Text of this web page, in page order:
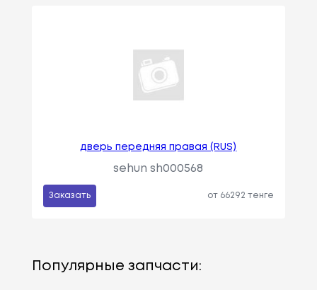
дверь передняя правая (RUS)
sehun sh000568
Заказать от 66292 тенге
Популярные запчасти: